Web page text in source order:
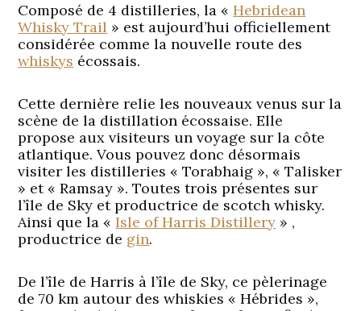
Composé de 4 distilleries, la «Hebridean
Whisky Trail » est aujourd’hui officiellement
considérée comme la nouvelle route des
whiskys écossais.
Cette dernière relie les nouveaux venus sur la
scène de la distillation écossaise. Elle
propose aux visiteurs un voyage sur la côte
atlantique. Vous pouvez donc désormais
visiter les distilleries « Torabhaig », « Talisker
» et « Ramsay ». Toutes trois présentes sur
l’île de Sky et productrice de scotch whisky.
Ainsi que la «Isle of Harris Distillery » ,
productrice de gin.
De l’île de Harris à l’île de Sky, ce pèlerinage
de 70 km autour des whiskies « Hébrides »,